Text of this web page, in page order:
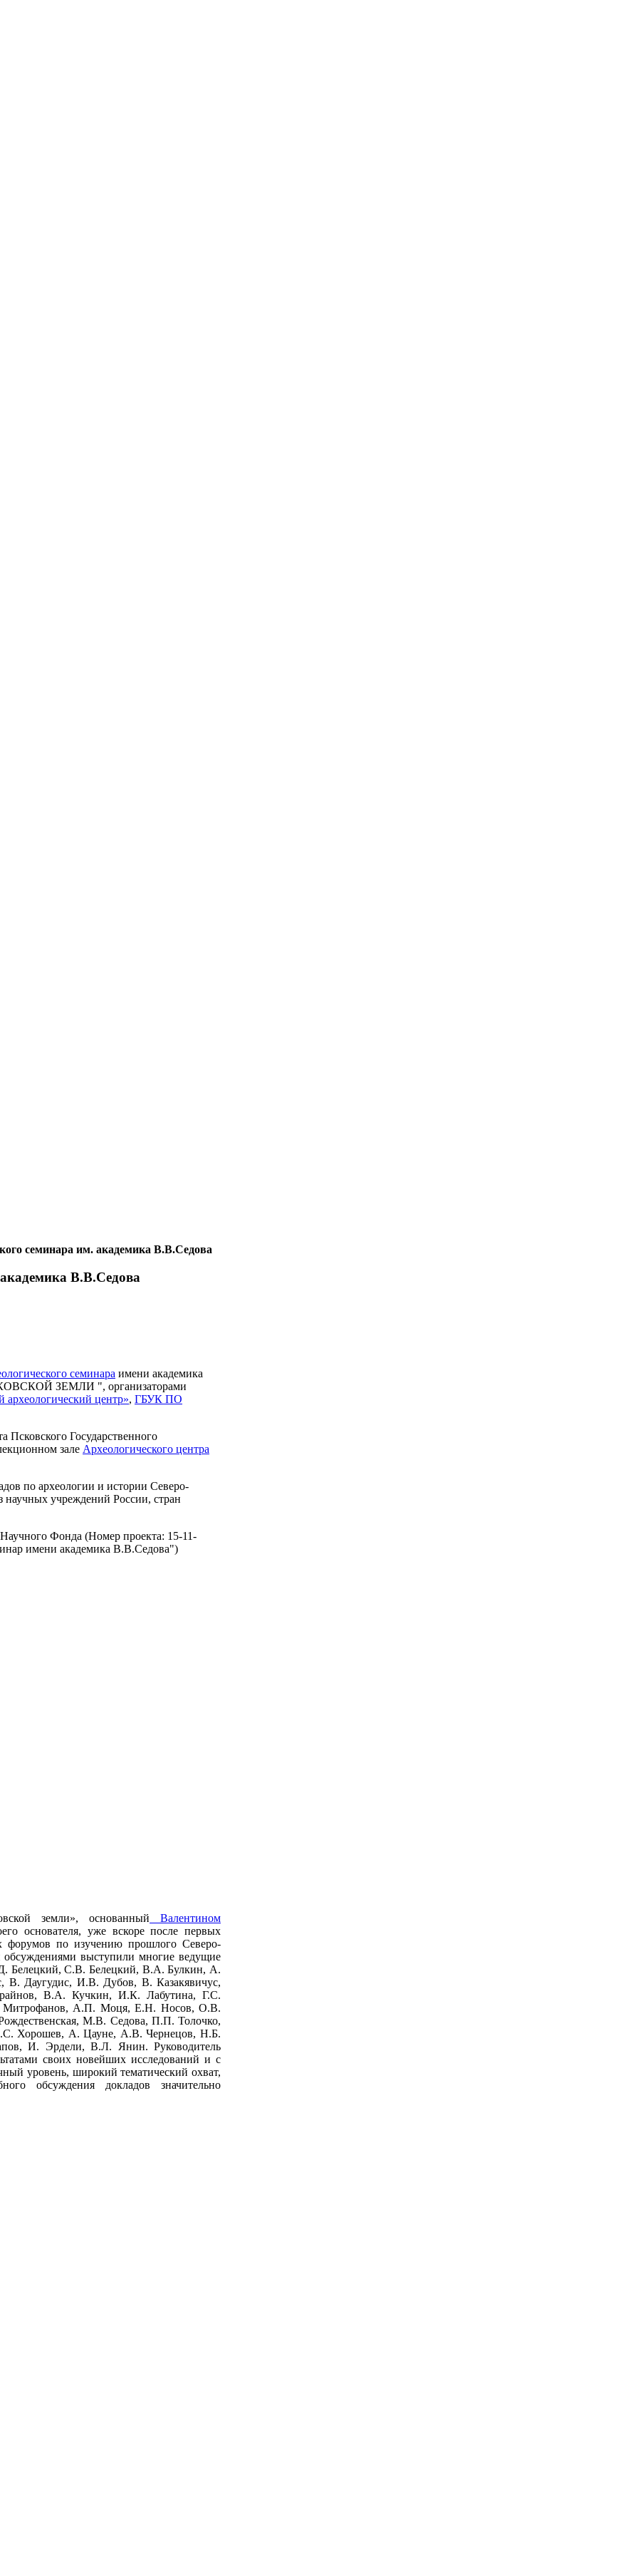
семинара им. академика В.В.Седова
В.В.Седова
семинара имени академика
ЗЕМЛИ ", организаторами
центр», ГБУК ПО
Псковского Государственного
зале Археологического центра
по археологии и истории Северо-
научных учреждений России, стран
Фонда (Номер проекта: 15-11-
имени академика В.В.Седова")
земли», основанный Валентином
основателя, уже вскоре после первых
форумов по изучению прошлого Северо-
обсуждениями выступили многие ведущие
Белецкий, С.В. Белецкий, В.А. Булкин, А.
В. Даугудис, И.В. Дубов, В. Казакявичус,
В.А. Кучкин, И.К. Лабутина, Г.С.
А.П. Моця, Е.Н. Носов, О.В.
М.В. Седова, П.П. Толочко,
Хорошев, А. Цауне, А.В. Чернецов, Н.Б.
И. Эрдели, В.Л. Янин. Руководитель
своих новейших исследований и с
уровень, широкий тематический охват,
обсуждения докладов значительно